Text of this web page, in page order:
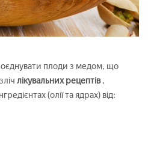
плоди з медом, що
лікувальних рецептів,
(олії та ядрах) від: